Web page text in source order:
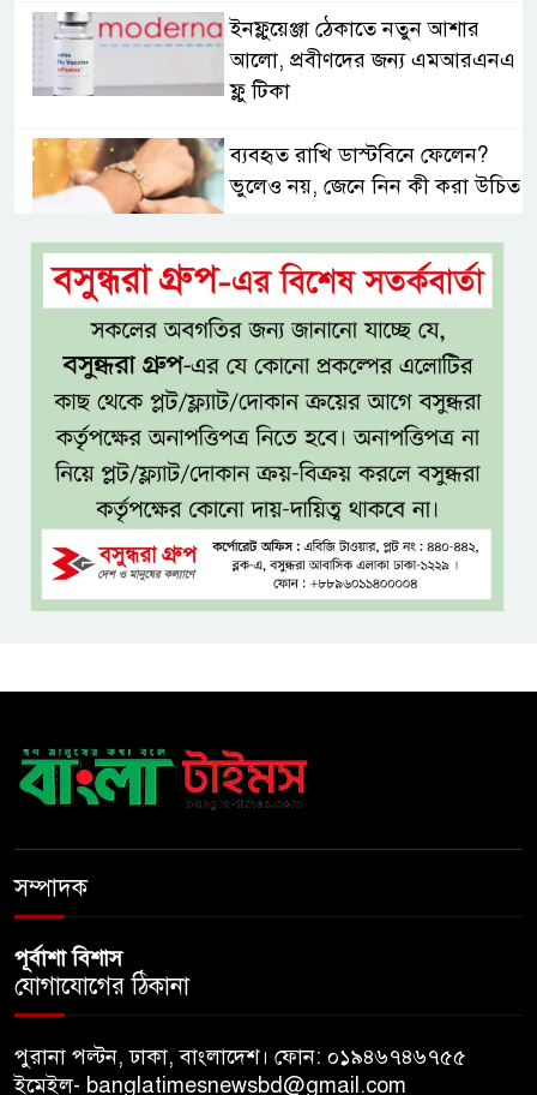
ইনফ্লুয়েঞ্জা ঠেকাতে নতুন আশার
আলো, প্রবীণদের জন্য এমআরএনএ
ফ্লু টিকা
ব্যবহৃত রাখি ডাস্টবিনে ফেলেন?
ভুলেও নয়, জেনে নিন কী করা উচিত
বেসরকারি জ্বালানি তেল আমদানিতে
বিশেষ সুবিধার অভিযোগ ভিত্তিহীন:
জ্বালানি বিভাগ
শেখ হাসিনা চাইলেই কি দেশে
ফিরতে পারবেন?
বসুন্ধরায় অ্যামেচার মার্শাল আর্টের
জমজমাট আসর
‘হাসিনা কার্ড’ ব্যবহার করে ভারতের
দেশকে এগিয়ে নিতে হবে: প্রধানমন্ত্রী
সম্পাদক
পূর্বাশা বিশাস
যোগাযোগের ঠিকানা
পুরানা পল্টন, ঢাকা, বাংলাদেশ। ফোন: ০১৯৪৬৭৪৬৭৫৫
ইমেইল- banglatimesnewsbd@gmail.com